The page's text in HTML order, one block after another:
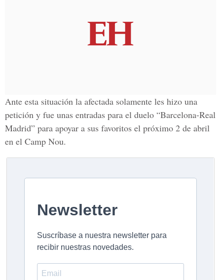
Ante esta situación la afectada solamente les hizo una
petición y fue unas entradas para el duelo “Barcelona-Real
Madrid” para apoyar a sus favoritos el próximo 2 de abril
en el Camp Nou.